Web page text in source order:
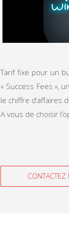
Tarif fixe pour un
« Success Fees »,
le chiffre d’affaires
A vous de choisir
CONTACTEZ